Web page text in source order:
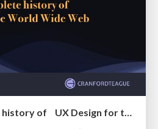
A brief & incomplete history of UX Design for the World Wide Web: 1989–2019